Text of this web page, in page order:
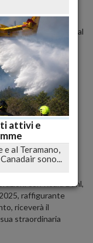
di Pescara
dal 29 maggio al
centro di
artificiale
che esplora
il mondo dei
su
e la
del mondo
con Roald Dahl,
raffigurante
riceverà il
straordinaria
attivi e
e al Teramano,
sono...